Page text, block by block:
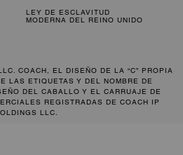
LEY DE ESCLAVITUD
MODERNA DEL REINO UNIDO
COACH, EL DISEÑO DE LA “C” PROPIA
LAS ETIQUETAS Y DEL NOMBRE DE
DEL CABALLO Y EL CARRUAJE DE
REGISTRADAS DE COACH IP
LLC.